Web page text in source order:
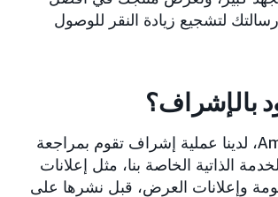
لتشجيع زيادة النقر للوصول
بالإشراف؟
في Amazon Ads، لدينا عملية إشراف تقوم بمراجعة
الذاتية الخاصة بنا، مثل إعلانات
وإعلانات العرض، قبل نشرها على